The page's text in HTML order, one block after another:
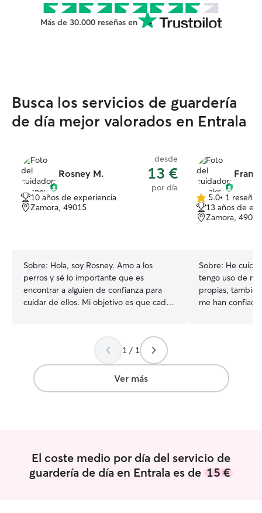
Más de 30.000 reseñas en
Busca los servicios de guardería
de día mejor valorados en Entrala
Rosney M.
desde
13 €
por día
10 años de experiencia
Zamora, 49015
Sobre: Hola, soy Rosney. Amo a los
perros y sé lo importante que es
encontrar a alguien de confianza para
cuidar de ellos. Mi objetivo es que cada
atención personalizada, paseos, juegos,
compañía y mucho cariño, adaptándome
a las necesidades de cada mascota. 🐾
Cuidado con responsabilidad ❤️ Trato
como si fueran parte de mi familia 📩
para dedicar tiempo y atención a las
mascotas. Mi esposo y yo nos
5.0
de
5
5.0• 1 reseña
13 años de
Zamora, 49030
Sobre: He
tengo uso de
propias,
me han
mascotas,
Actualmente
que les ofrezco
lo que a tú
confianza y
1 / 1
Ver más
El coste medio por día del servicio de
guardería de día en Entrala es de 15 €